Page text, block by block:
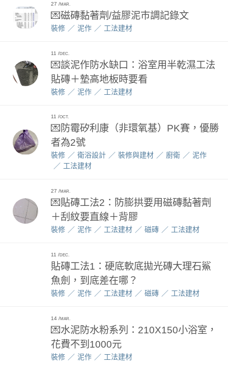
27 MAR.
💌磁磚黏著劑/益膠泥巿調記錄文
裝修 泥作 工法建材
11 DEC.
💌談泥作防水缺口：浴室用半乾濕工法
貼磚＋墊高地板時要看
裝修 泥作 工法建材
11 OCT.
💌防霉矽利康（非環氧基）PK賽，優勝
者為2號
裝修 衛浴設計 裝修與建材 廚衛
泥作
工法建材
27 MAR.
💌貼磚工法2：防膨拱要用磁磚黏著劑
＋刮紋要直線＋背膠
裝修 泥作 工法建材 磁磚 工法建材
11 DEC.
貼磚工法1：硬底軟底拋光磚大理石鯊
魚劍，到底差在哪？
裝修 泥作 工法建材 磁磚 工法建材
14 MAR.
💌水泥防水粉系列：210X150小浴室，
花費不到1000元
裝修 泥作 工法建材